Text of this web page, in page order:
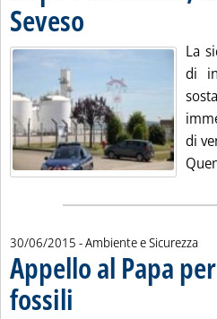
Seveso
La
di
di
30/06/2015 - Ambiente e Sicurezza
Appello al Papa
fossili . Sottotitolo: Da parte di 350
. Pubblicata martedì 30 giugno